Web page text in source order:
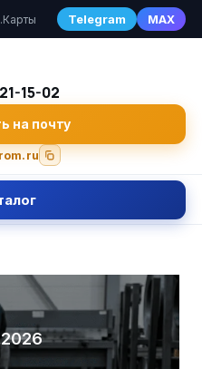
Telegram MAX
15-02
на почту